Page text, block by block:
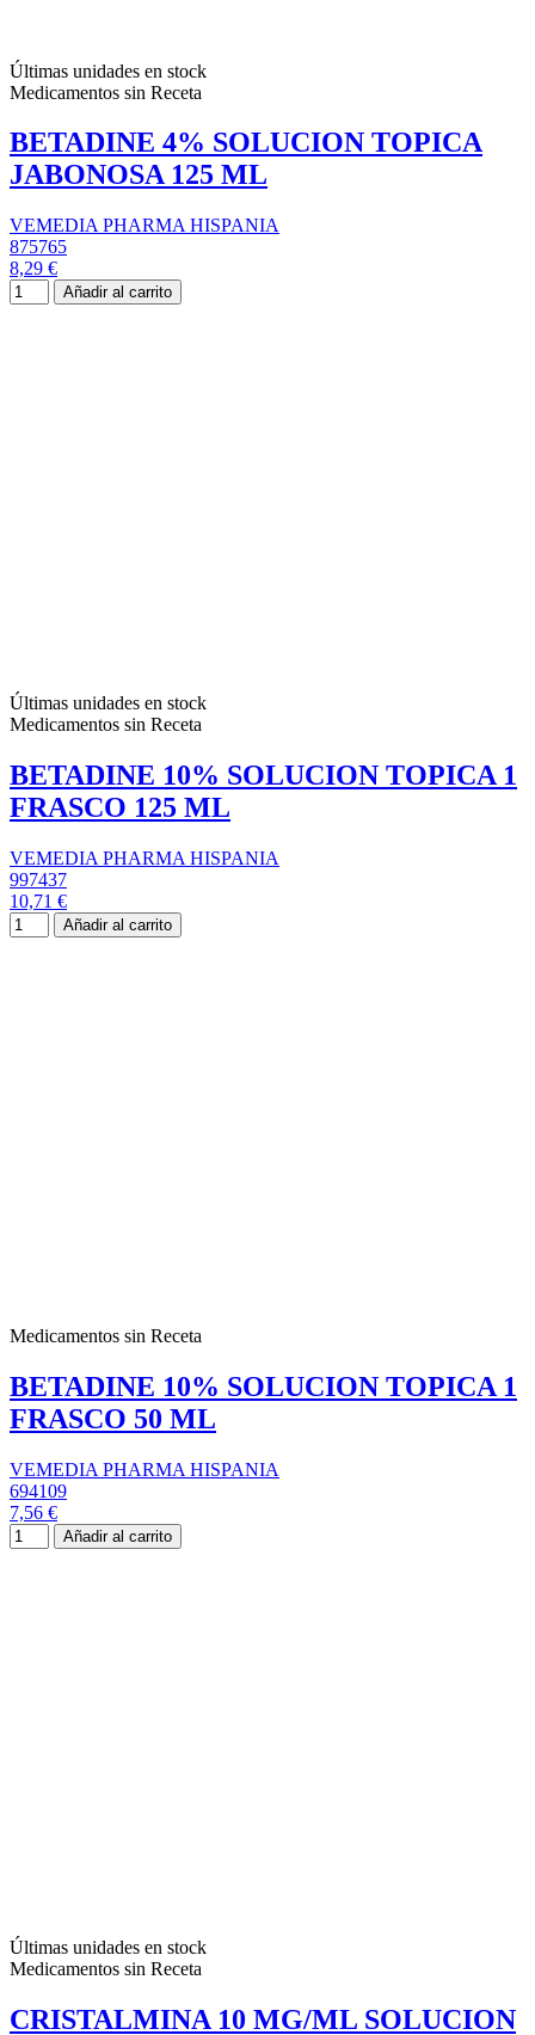
Últimas unidades en stock
Medicamentos sin Receta
BETADINE 4% SOLUCION TOPICA
JABONOSA 125 ML
VEMEDIA PHARMA HISPANIA
875765
8,29 €
Añadir al carrito
Últimas unidades en stock
Medicamentos sin Receta
BETADINE 10% SOLUCION TOPICA 1
FRASCO 125 ML
VEMEDIA PHARMA HISPANIA
997437
10,71 €
Añadir al carrito
Medicamentos sin Receta
BETADINE 10% SOLUCION TOPICA 1
FRASCO 50 ML
VEMEDIA PHARMA HISPANIA
694109
7,56 €
Añadir al carrito
Últimas unidades en stock
Medicamentos sin Receta
CRISTALMINA 10 MG/ML SOLUCION